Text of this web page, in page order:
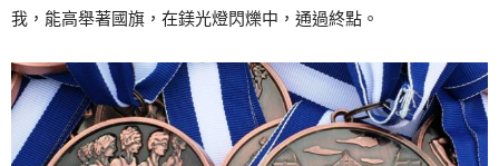
我，能高舉著國旗，在鎂光燈閃爍中，通過終點。